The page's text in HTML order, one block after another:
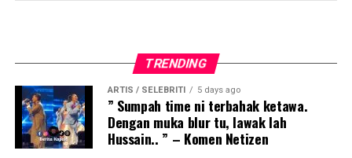
TRENDING
ARTIS / SELEBRITI 5 days ago
” Sumpah time ni terbahak ketawa.
Dengan muka blur tu, lawak lah
Hussain.. ” – Komen Netizen